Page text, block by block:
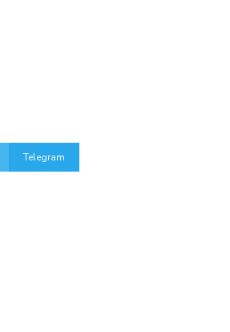
Telegram